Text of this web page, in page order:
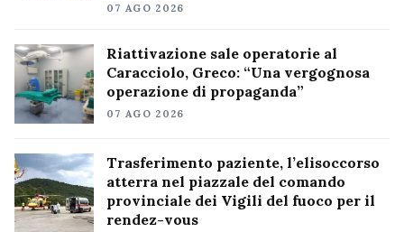
07 AGO 2026
Riattivazione sale operatorie al
Caracciolo, Greco: “Una vergognosa
operazione di propaganda”
07 AGO 2026
Trasferimento paziente, l’elisoccorso
atterra nel piazzale del comando
provinciale dei Vigili del fuoco per il
rendez-vous